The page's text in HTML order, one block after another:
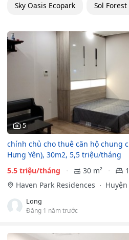
Sky Oasis Ecopark Sol
5
chính chủ cho thuê căn hộ chung
Hưng Yên), 30m2, 5,5 triệu/tháng
5.5 triệu/tháng
30 m² 1
Haven Park Residences
Long
Đăng 1 năm trước